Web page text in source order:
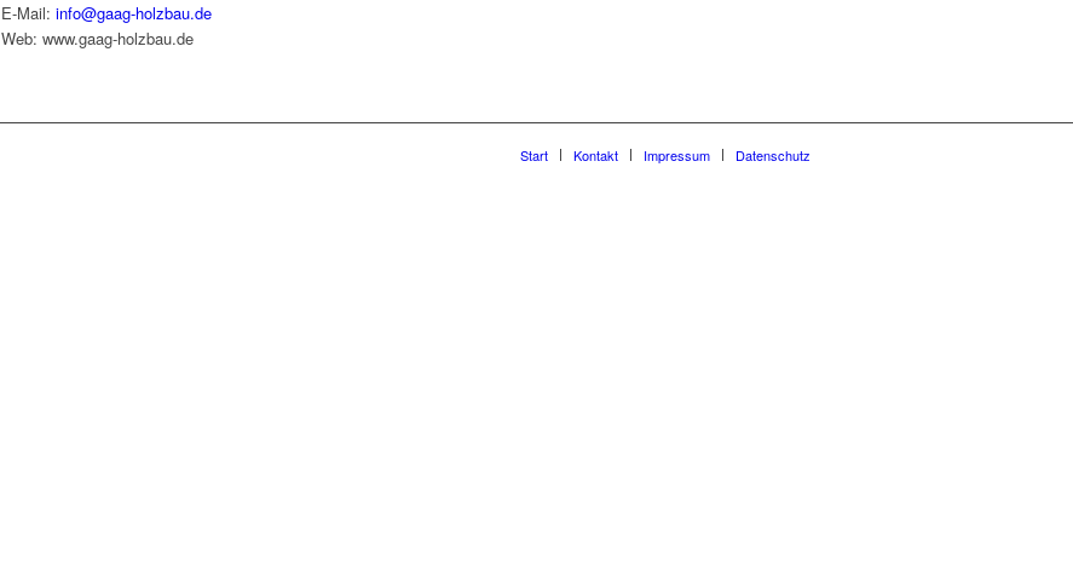
E-Mail:info@gaag-holzbau.de
Web: www.gaag-holzbau.de
Start Kontakt Impressum Datenschutz